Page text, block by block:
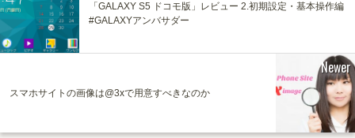
「GALAXY S5 ドコモ版」レビュー 2.初期設定・基本操作編
#GALAXYアンバサダー
スマホサイトの画像は@3xで用意すべきなのか
Newer